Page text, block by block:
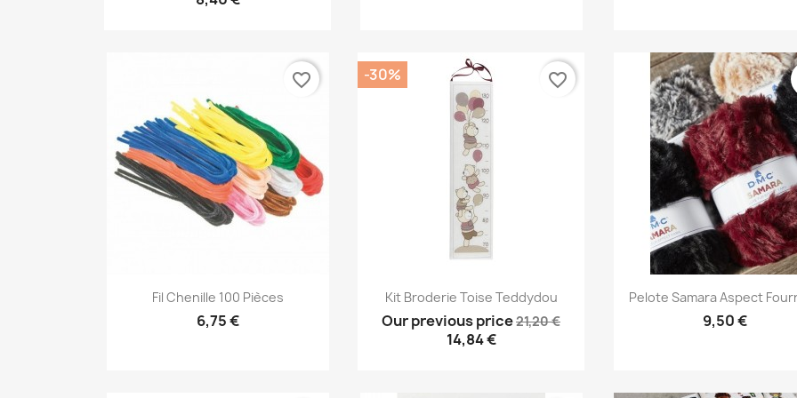
Aperçu rapide
Fil Chenille 100 Pièces
6,75 €
favorite_border
Aperçu rapide
Kit Broderie Toise Teddydou
Our previous price21,20 €
14,84 €
-30% favorite_border
Aperçu rapide
Pelote Samara Aspect
9,50 €